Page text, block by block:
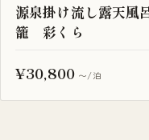
源泉掛け流し露天
籠 彩くら
¥30,800 〜/泊